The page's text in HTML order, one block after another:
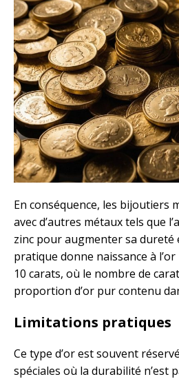
En conséquence, les bijoutiers
avec d’autres métaux tels que
zinc pour augmenter sa dureté
pratique donne naissance à
10 carats, où le nombre de
proportion d’or pur contenu
Limitations pratiques
Ce type d’or est souvent
spéciales où la durabilité n’est